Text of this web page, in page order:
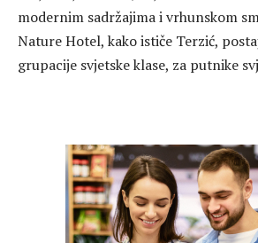
modernim sadržajima i vrhunskom
Nature Hotel, kako ističe Terzić,
grupacije svjetske klase, za putnike